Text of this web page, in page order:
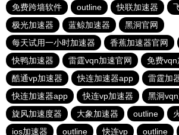
免费跨墙软件
outline 快联加速器
极光加速器
蓝鲸加速器
黑洞官网
每天试用一小时加速器
香蕉加速器官网
快鸭加速器
雷霆vqn加速官网
免费vqn
酷通vp加速器
快连加速器app
雷霆加
快连加速器app
快连vp加速器
黑洞
旋风加速度器
大象加速器 outline
ios加速器
outline 快连vp outline